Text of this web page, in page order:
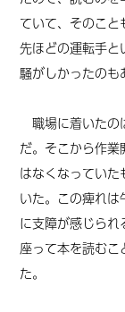
ていて、そのこと
先ほどの運転手
騒がしかったのも
職場に着いたの
だ。そこから作
はなくなってい
いた。この痺れ
に支障が感じられ
座って本を読む
た。